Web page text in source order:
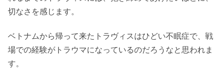
切なさを感じます。
ベトナムから帰って来たトラヴィスはひどい不眠症で、戦
場での経験がトラウマになっているのだろうなと思われま
す。